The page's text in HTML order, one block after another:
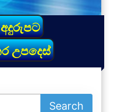
අදුරුපට
උපදෙස්